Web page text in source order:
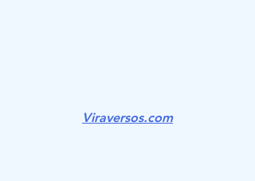
Viraversos.com